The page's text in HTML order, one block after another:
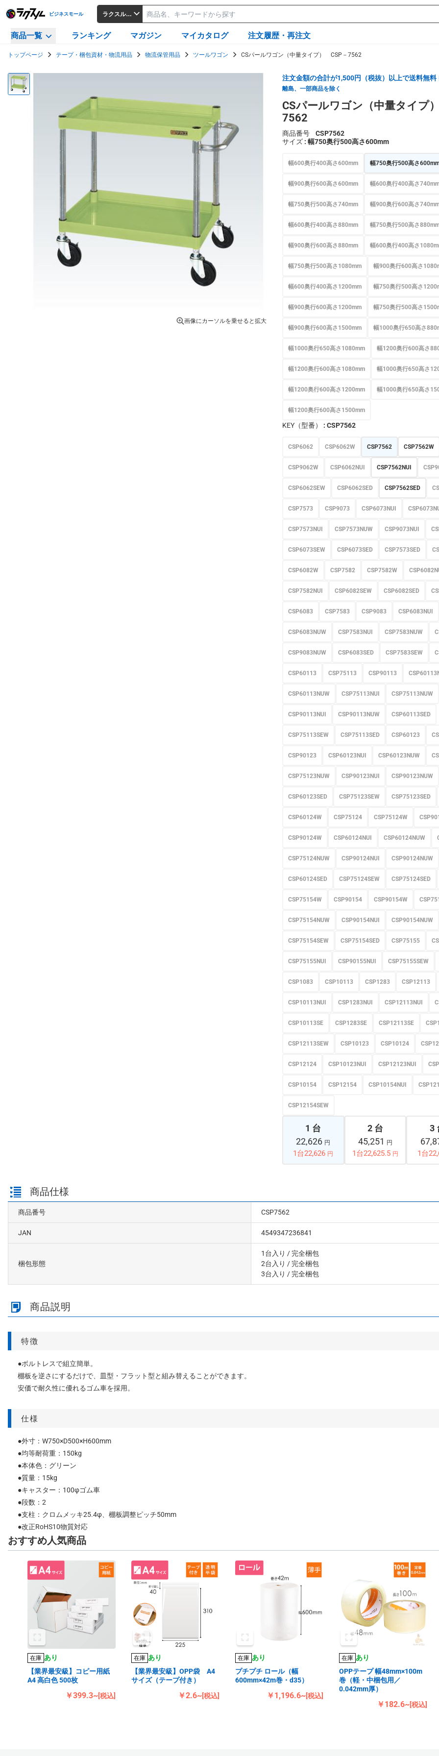
ビジネスモール ラクスルビジネスモール
商品一覧 ランキング マガジン マイカタログ 注文履歴・再注文
トップページ テープ・梱包資材・物流用品 物流保管用品 ツールワゴン CSパールワゴン（中量タイプ） CSP－7562
画像にカーソルを乗せると拡大
注文金額の合計が1,500円（税抜）以上で送料無料
離島、一部商品を除く
CSパールワゴン（中量タイプ
7562
商品番号
CSP7562
サイズ : 幅750奥行500高さ600mm
幅600奥行400高さ600mm 幅750奥行500高さ
幅900奥行600高さ600mm 幅600奥行400高さ
幅750奥行500高さ740mm 幅900奥行600高さ
幅600奥行400高さ880mm 幅750奥行500高さ
幅900奥行600高さ880mm 幅600奥行400高さ
幅750奥行500高さ1080mm 幅900奥行600高さ
幅600奥行400高さ1200mm 幅750奥行500高さ
幅900奥行600高さ1200mm 幅750奥行500高さ
幅900奥行600高さ1500mm 幅1000奥行650高さ
幅1000奥行650高さ1080mm 幅1200奥行600高さ
幅1200奥行600高さ1080mm 幅1000奥行650高さ
幅1200奥行600高さ1200mm 幅1000奥行650高さ
幅1200奥行600高さ1500mm
KEY（型番） : CSP7562
CSP6062 CSP6062W CSP7562 CSP7562W
CSP9062W CSP6062NUI CSP7562NUI
CSP6062SEW CSP6062SED CSP7562SED
CSP7573 CSP9073 CSP6073NUI
CSP7573NUI CSP7573NUW CSP9073NUI
CSP6073SEW CSP6073SED CSP7573SED
CSP6082W CSP7582 CSP7582W
CSP7582NUI CSP6082SEW CSP6082SED
CSP6083 CSP7583 CSP9083 CSP6083NUI
CSP6083NUW CSP7583NUI CSP7583NUW
CSP9083NUW CSP6083SED CSP7583SEW
CSP60113 CSP75113 CSP90113
CSP60113NUW CSP75113NUI CSP75113NUW
CSP90113NUI CSP90113NUW CSP60113SED
CSP75113SEW CSP75113SED CSP60123
CSP90123 CSP60123NUI CSP60123NUW
CSP75123NUW CSP90123NUI CSP90123NUW
CSP60123SED CSP75123SEW CSP75123SED
CSP60124W CSP75124 CSP75124W
CSP90124W CSP60124NUI CSP60124NUW
CSP75124NUW CSP90124NUI CSP90124NUW
CSP60124SED CSP75124SEW CSP75124SED
CSP75154W CSP90154 CSP90154W
CSP75154NUW CSP90154NUI CSP90154NUW
CSP75154SEW CSP75154SED CSP75155
CSP75155NUI CSP90155NUI CSP75155SEW
CSP1083 CSP10113 CSP1283 CSP12113
CSP10113NUI CSP1283NUI CSP12113NUI
CSP10113SE CSP1283SE CSP12113SE
CSP12113SEW CSP10123 CSP10124
CSP12124 CSP10123NUI CSP12123NUI
CSP10154 CSP12154 CSP10154NUI
CSP12154SEW
1 台
22,626 円
1台22,626 円
2 台
45,251
円
1台22,625.5 円
3
1台
商品仕様
商品番号 CSP7562
JAN 4549347236841
梱包形態
1台入り / 完全梱包
2台入り / 完全梱包
3台入り / 完全梱包
商品説明
特徴
●ボルトレスで組立簡単。
棚板を逆さにするだけで、皿型・フラット型と組み替えることができます。
安価で耐久性に優れるゴム車を採用。
仕様
●外寸：W750×D500×H600mm
●均等耐荷重：150kg
●本体色：グリーン
●質量：15kg
●キャスター：100φゴム車
●段数：2
●支柱：クロムメッキ25.4φ、棚板調整ピッチ50mm
●改正RoHS10物質対応
おすすめ人気商品
在庫 あり
【業界最安級】コピー用紙
A4 高白色 500枚
￥399.3~[税込]
在庫 あり
【業界最安級】OPP袋 A4
サイズ（テープ付き）
￥2.6~[税込]
在庫 あり
プチプチ ロール（幅
600mm×42m巻・d35）
￥1,196.6~[税込]
在庫 あり
OPPテープ 幅48mm×100m
巻（軽・中梱包用／
0.042mm厚）
￥182.6~[税込]